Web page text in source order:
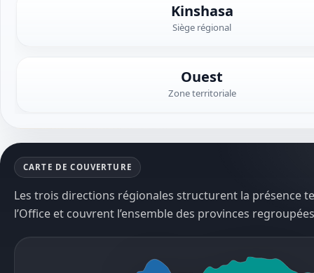
Kinshasa
Siège régional
Ouest
Zone territoriale
CARTE DE COUVERTURE
Les trois directions régionales structurent la présence
l’Office et couvrent l’ensemble des provinces